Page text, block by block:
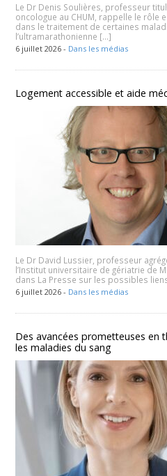
Le Dr Denis Soulières, professeur
oncologue au CHUM, rappelle le rôle
dans le traitement de certaines
l’ultramarathonienne […]
6 juillet 2026 - Dans les médias
Logement accessible et aide
Le Dr David Lussier, professeur
l’Institut universitaire de gériatrie de
dans La Presse sur les possibles
6 juillet 2026 - Dans les médias
Des avancées prometteuses en
les maladies du sang